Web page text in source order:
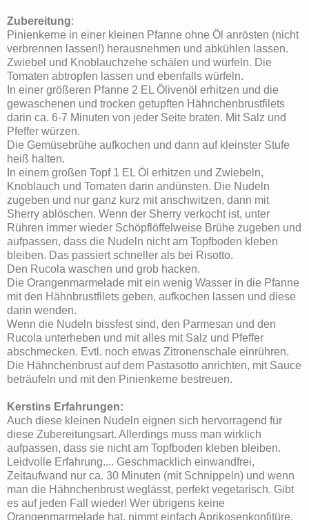
Zubereitung:
Pinienkerne in einer kleinen Pfanne ohne Öl anrösten (nicht
verbrennen lassen!) herausnehmen und abkühlen lassen.
Zwiebel und Knoblauchzehe schälen und würfeln. Die
Tomaten abtropfen lassen und ebenfalls würfeln.
In einer größeren Pfanne 2 EL Ölivenöl erhitzen und die
gewaschenen und trocken getupften Hähnchenbrustfilets
darin ca. 6-7 Minuten von jeder Seite braten. Mit Salz und
Pfeffer würzen.
Die Gemüsebrühe aufkochen und dann auf kleinster Stufe
heiß halten.
In einem großen Topf 1 EL Öl erhitzen und Zwiebeln,
Knoblauch und Tomaten darin andünsten. Die Nudeln
zugeben und nur ganz kurz mit anschwitzen, dann mit
Sherry ablöschen. Wenn der Sherry verkocht ist, unter
Rühren immer wieder Schöpflöffelweise Brühe zugeben und
aufpassen, dass die Nudeln nicht am Topfboden kleben
bleiben. Das passiert schneller als bei Risotto.
Den Rucola waschen und grob hacken.
Die Orangenmarmelade mit ein wenig Wasser in die Pfanne
mit den Hähnbrustfilets geben, aufkochen lassen und diese
darin wenden.
Wenn die Nudeln bissfest sind, den Parmesan und den
Rucola unterheben und mit alles mit Salz und Pfeffer
abschmecken. Evtl. noch etwas Zitronenschale einrühren.
Die Hähnchenbrust auf dem Pastasotto anrichten, mit Sauce
beträufeln und mit den Pinienkerne bestreuen.
Kerstins Erfahrungen:
Auch diese kleinen Nudeln eignen sich hervorragend für
diese Zubereitungsart. Allerdings muss man wirklich
aufpassen, dass sie nicht am Topfboden kleben bleiben.
Leidvolle Erfahrung.... Geschmacklich einwandfrei,
Zeitaufwand nur ca. 30 Minuten (mit Schnippeln) und wenn
man die Hähnchenbrust weglässt, perfekt vegetarisch. Gibt
es auf jeden Fall wieder! Wer übrigens keine
Orangenmarmelade hat, nimmt einfach Aprikosenkonfitüre.